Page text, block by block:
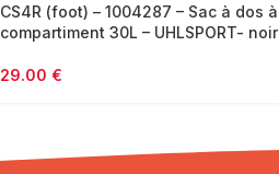
CS4R (foot) – 1004287 – Sac à dos à
compartiment 30L – UHLSPORT- noir
29.00 €